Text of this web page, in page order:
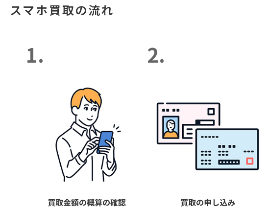
スマホ買取の流れ
1.
買取金額の概算の確認
2.
買取の申し込み